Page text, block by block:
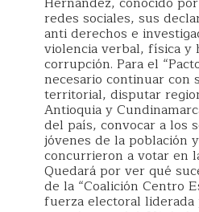
redes sociales, sus
anti derechos e
violencia verbal, física y
corrupción. Para el
necesario continuar con
territorial, disputar
Antioquia y
del país, convocar a los
jóvenes de la población
concurrieron a votar en
Quedará por ver qué
de la “Coalición Centro
fuerza electoral liderada